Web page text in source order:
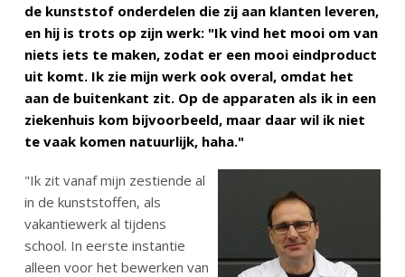
de kunststof onderdelen die zij aan klanten leveren,
en hij is trots op zijn werk: "Ik vind het mooi om van
niets iets te maken, zodat er een mooi eindproduct
uit komt. Ik zie mijn werk ook overal, omdat het
aan de buitenkant zit. Op de apparaten als ik in een
ziekenhuis kom bijvoorbeeld, maar daar wil ik niet
te vaak komen natuurlijk, haha."
"Ik zit vanaf mijn zestiende al
in de kunststoffen, als
vakantiewerk al tijdens
school. In eerste instantie
alleen voor het bewerken van